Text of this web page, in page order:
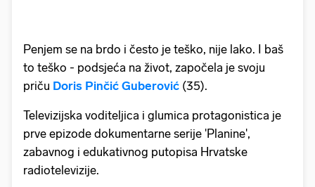
Penjem se na brdo i često je teško, nije lako. I baš
to teško - podsjeća na život, započela je svoju
priču Doris Pinčić Guberović (35).
Televizijska voditeljica i glumica protagonistica je
prve epizode dokumentarne serije 'Planine',
zabavnog i edukativnog putopisa Hrvatske
radiotelevizije.